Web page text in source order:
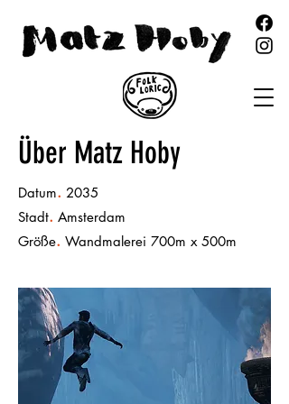
Über Matz Hoby
Datum. 2035
Stadt. Amsterdam
Größe. Wandmalerei 700m x 500m